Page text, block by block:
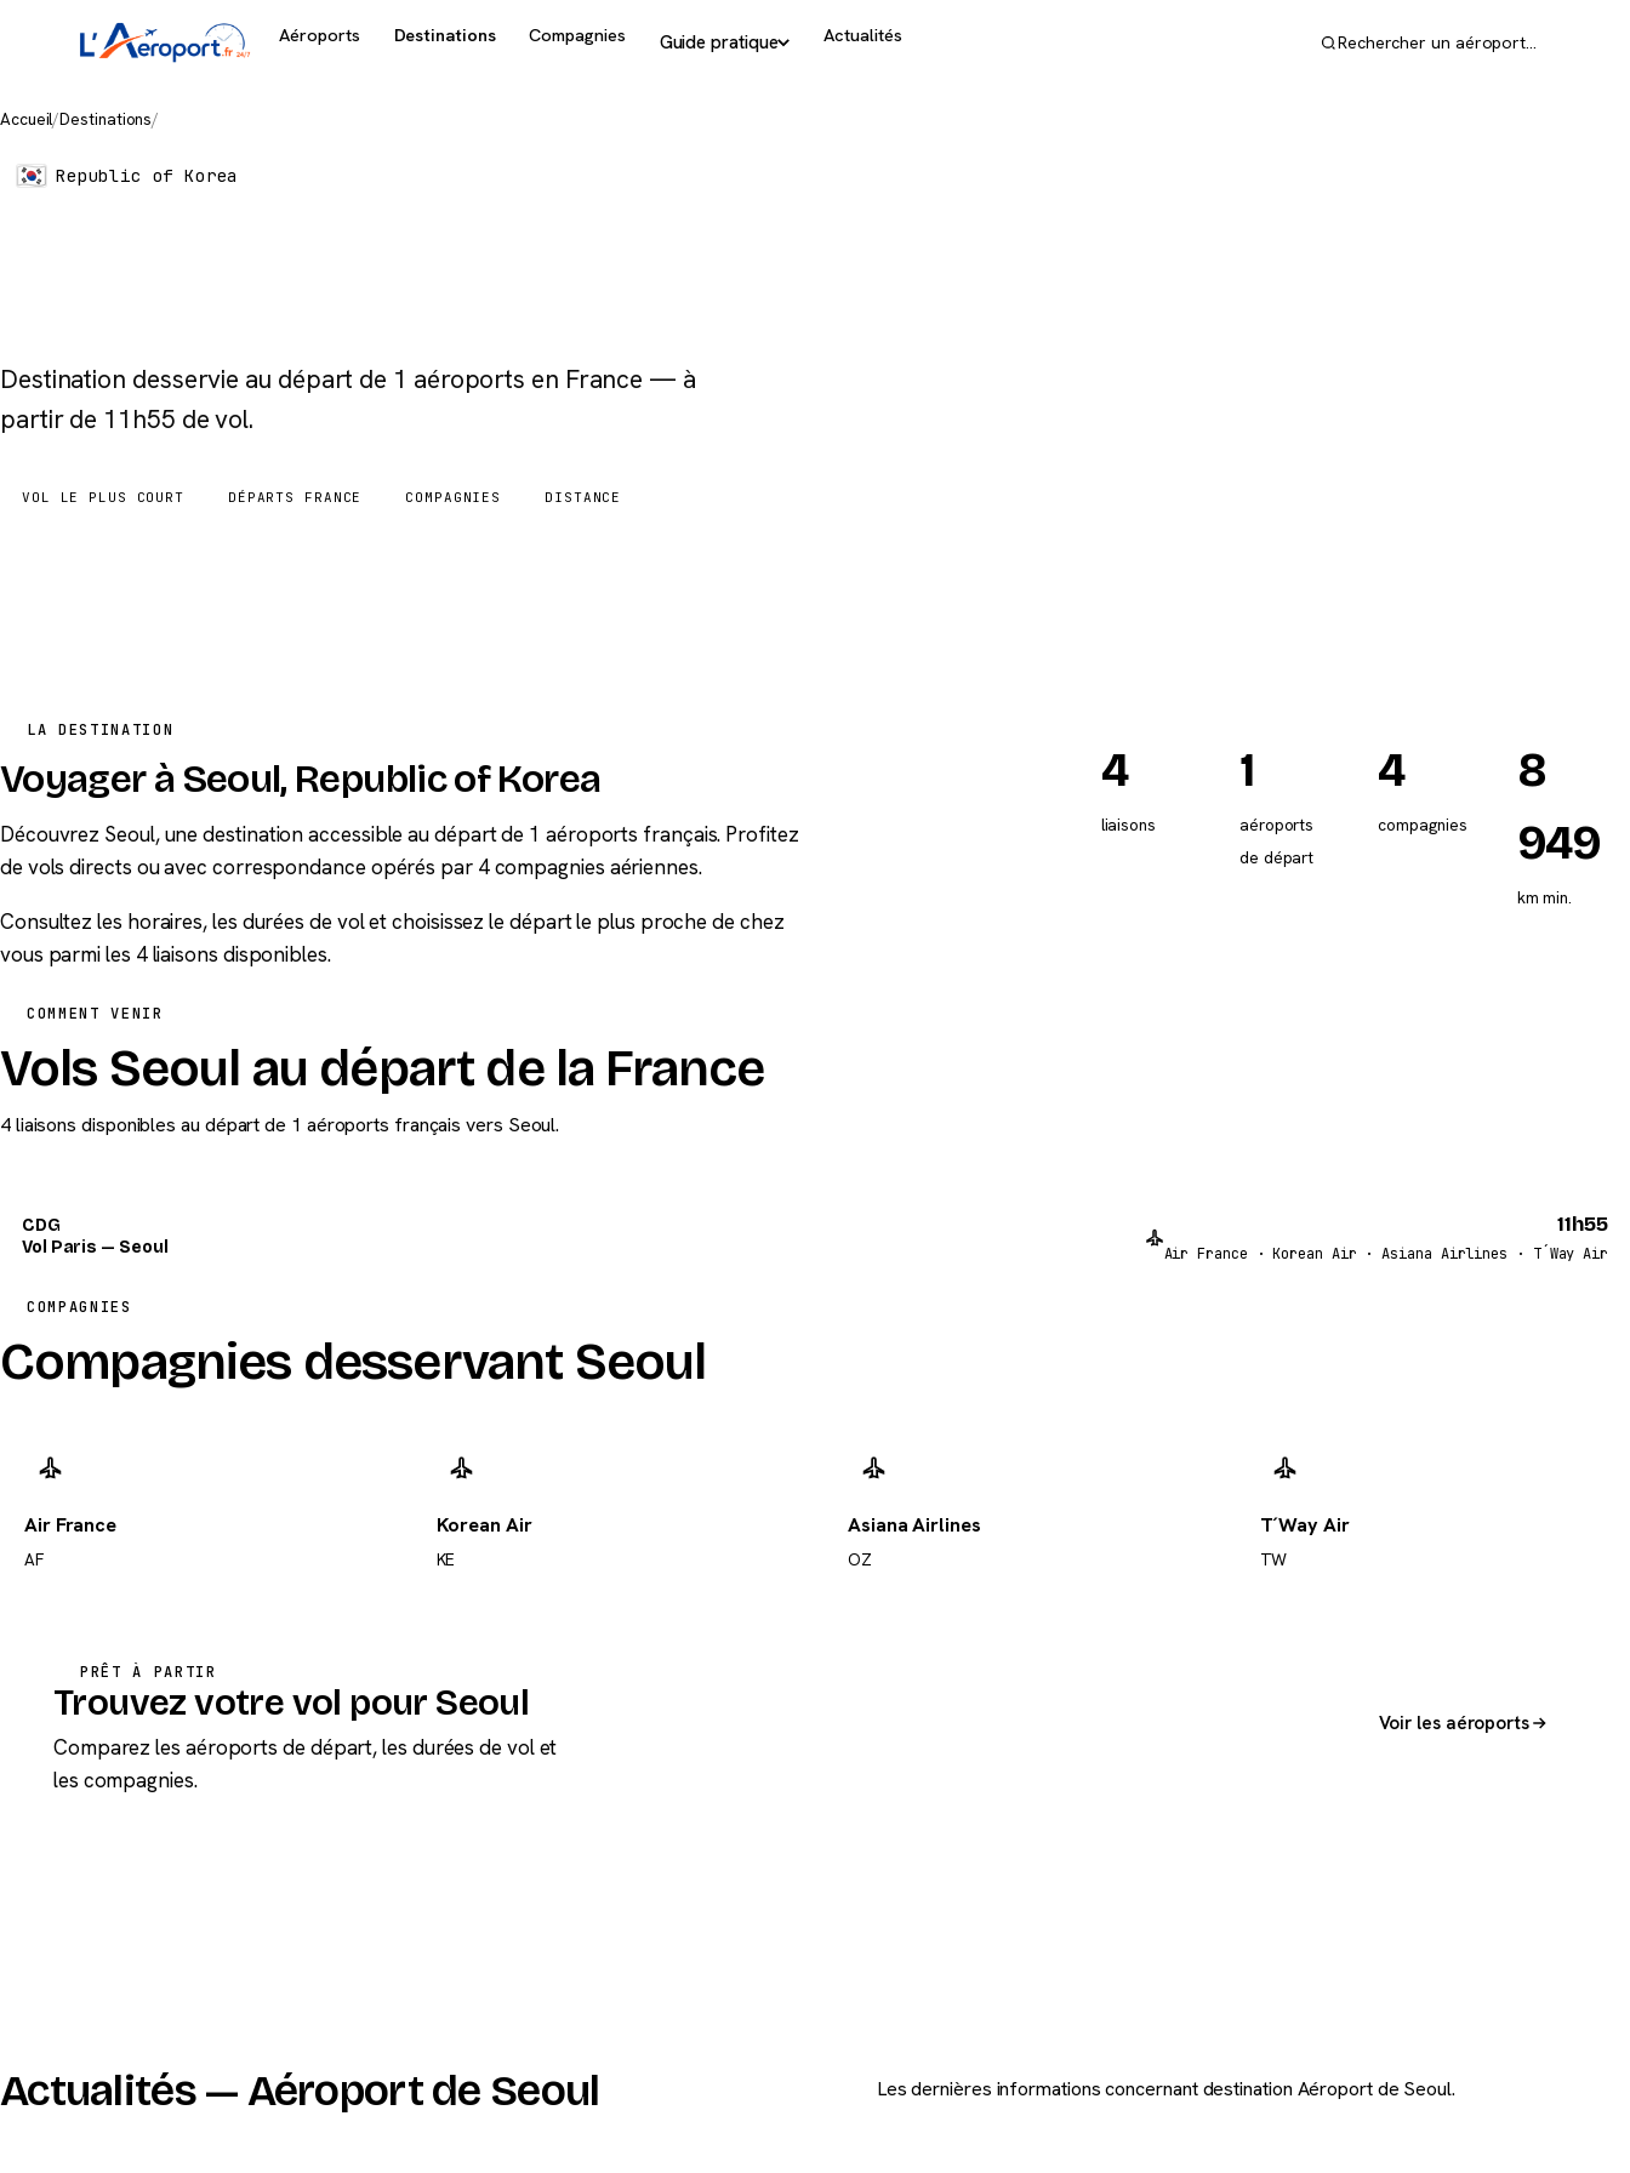
Aéroports Destinations Compagnies Guide pratique Actualités Rechercher un aéroport…
Accueil/Destinations/
Republic of Korea
Destination desservie au départ de 1 aéroports en France — à
partir de 11h55 de vol.
VOL LE PLUS COURT DÉPARTS FRANCE COMPAGNIES DISTANCE
LA DESTINATION
Voyager à Seoul, Republic of Korea
Découvrez Seoul, une destination accessible au départ de 1 aéroports français. Profitez
de vols directs ou avec correspondance opérés par 4 compagnies aériennes.
Consultez les horaires, les durées de vol et choisissez le départ le plus proche de chez
vous parmi les 4 liaisons disponibles.
4
liaisons
1
aéroports
de départ
4
compagnies
8
949
km min.
COMMENT VENIR
Vols Seoul au départ de la France
4 liaisons disponibles au départ de 1 aéroports français vers Seoul.
CDG
Vol Paris — Seoul
11h55
Air France · Korean Air · Asiana Airlines · T´Way Air
COMPAGNIES
Compagnies desservant Seoul
Air France
AF
Korean Air
KE
Asiana Airlines
OZ
T´Way Air
TW
PRÊT À PARTIR
Trouvez votre vol pour Seoul
Comparez les aéroports de départ, les durées de vol et
les compagnies.
Voir les aéroports
Actualités — Aéroport de Seoul Les dernières informations concernant destination Aéroport de Seoul.